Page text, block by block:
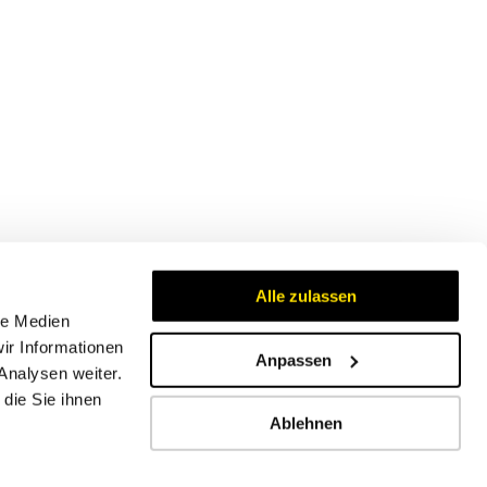
Medien
Informationen
weiter.
Sie ihnen
Alle zulassen
Anpassen
Ablehnen
Zertifikate